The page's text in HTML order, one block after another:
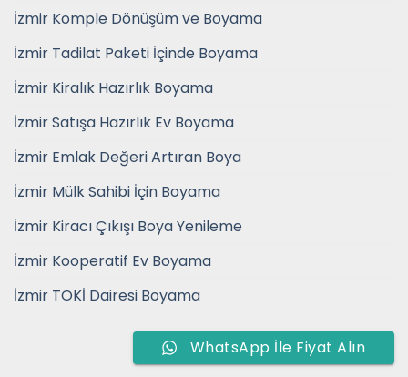
İzmir Komple Dönüşüm ve Boyama
İzmir Tadilat Paketi İçinde Boyama
İzmir Kiralık Hazırlık Boyama
İzmir Satışa Hazırlık Ev Boyama
İzmir Emlak Değeri Artıran Boya
İzmir Mülk Sahibi İçin Boyama
İzmir Kiracı Çıkışı Boya Yenileme
İzmir Kooperatif Ev Boyama
İzmir TOKİ Dairesi Boyama
WhatsApp İle Fiyat Alın